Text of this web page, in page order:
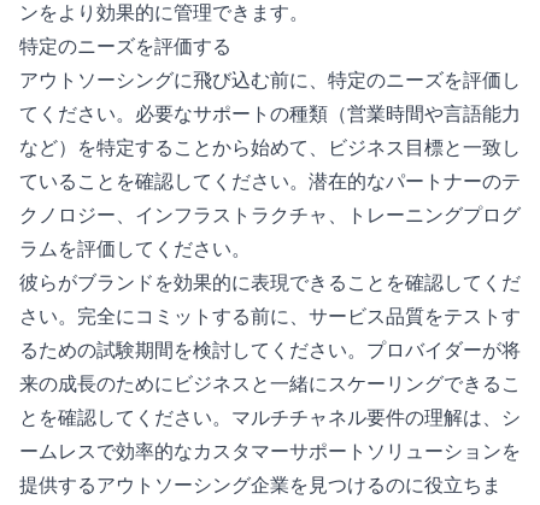
ンをより効果的に管理できます。
特定のニーズを評価する
アウトソーシングに飛び込む前に、特定のニーズを評価し
てください。必要なサポートの種類（営業時間や言語能力
など）を特定することから始めて、ビジネス目標と一致し
ていることを確認してください。潜在的なパートナーのテ
クノロジー、インフラストラクチャ、トレーニングプログ
ラムを評価してください。
彼らがブランドを効果的に表現できることを確認してくだ
さい。完全にコミットする前に、サービス品質をテストす
るための試験期間を検討してください。プロバイダーが将
来の成長のためにビジネスと一緒にスケーリングできるこ
とを確認してください。マルチチャネル要件の理解は、シ
ームレスで効率的なカスタマーサポートソリューションを
提供するアウトソーシング企業を見つけるのに役立ちま